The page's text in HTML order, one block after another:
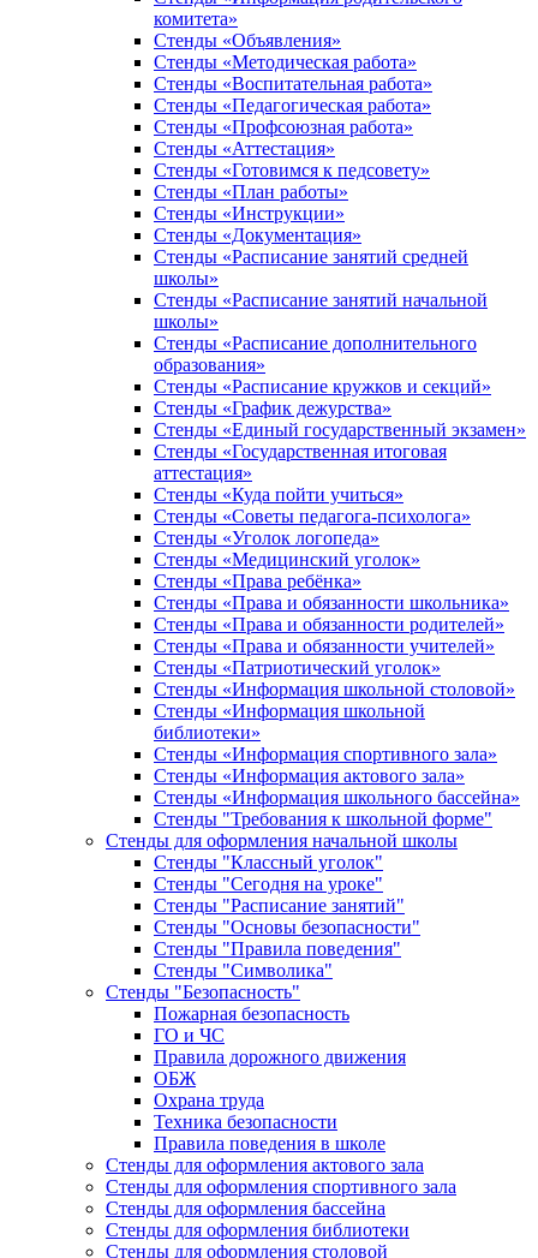
комитета»
Стенды «Объявления»
Стенды «Методическая работа»
Стенды «Воспитательная работа»
Стенды «Педагогическая работа»
Стенды «Профсоюзная работа»
Стенды «Аттестация»
Стенды «Готовимся к педсовету»
Стенды «План работы»
Стенды «Инструкции»
Стенды «Документация»
Стенды «Расписание занятий средней
школы»
Стенды «Расписание занятий начальной
школы»
Стенды «Расписание дополнительного
образования»
Стенды «Расписание кружков и секций»
Стенды «График дежурства»
Стенды «Единый государственный экзамен»
Стенды «Государственная итоговая
аттестация»
Стенды «Куда пойти учиться»
Стенды «Советы педагога-психолога»
Стенды «Уголок логопеда»
Стенды «Медицинский уголок»
Стенды «Права ребёнка»
Стенды «Права и обязанности школьника»
Стенды «Права и обязанности родителей»
Стенды «Права и обязанности учителей»
Стенды «Патриотический уголок»
Стенды «Информация школьной столовой»
Стенды «Информация школьной
библиотеки»
Стенды «Информация спортивного зала»
Стенды «Информация актового зала»
Стенды «Информация школьного бассейна»
Стенды "Требования к школьной форме"
Стенды для оформления начальной школы
Стенды "Классный уголок"
Стенды "Сегодня на уроке"
Стенды "Расписание занятий"
Стенды "Основы безопасности"
Стенды "Правила поведения"
Стенды "Символика"
Стенды "Безопасность"
Пожарная безопасность
ГО и ЧС
Правила дорожного движения
ОБЖ
Охрана труда
Техника безопасности
Правила поведения в школе
Стенды для оформления актового зала
Стенды для оформления спортивного зала
Стенды для оформления бассейна
Стенды для оформления библиотеки
Стенды для оформления столовой